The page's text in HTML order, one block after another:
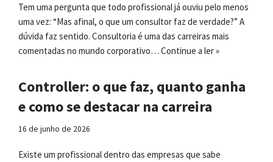
Tem uma pergunta que todo profissional já ouviu pelo menos
uma vez: “Mas afinal, o que um consultor faz de verdade?” A
dúvida faz sentido. Consultoria é uma das carreiras mais
comentadas no mundo corporativo… Continue a ler »
Controller: o que faz, quanto ganha
e como se destacar na carreira
16 de junho de 2026
Existe um profissional dentro das empresas que sabe